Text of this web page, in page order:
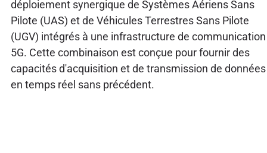
déploiement synergique de Systèmes Aériens Sans
Pilote (UAS) et de Véhicules Terrestres Sans Pilote
(UGV) intégrés à une infrastructure de communication
5G. Cette combinaison est conçue pour fournir des
capacités d'acquisition et de transmission de données
en temps réel sans précédent.